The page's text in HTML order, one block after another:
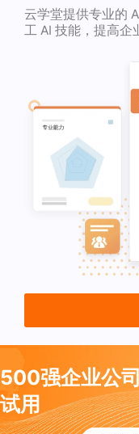
云学堂提供专业的
工 AI 技能，提高企
500强企业公
试用